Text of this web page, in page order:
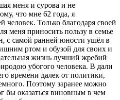
меня и сурова и не
что мне 62 года, я
Только благодаря своей
меня приносить пользу в семье
с самой ранней юности ушёл в
ртом и обузой для своих и
жизнь лучший жребий
убогого человека. В дали
времени далек от политики,
Поэтому заранее можно
бы оказаться виновным в чем